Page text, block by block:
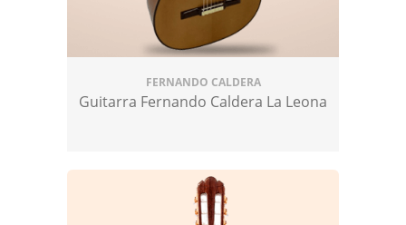
FERNANDO CALDERA
Guitarra Fernando Caldera La Leona